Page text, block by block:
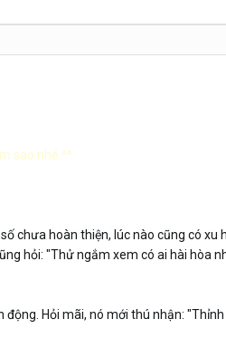
sao nhé ^^.
chưa hoàn thiện, lúc nào cũng có
hỏi: "Thử ngắm xem có ai hài hòa
Hỏi mãi, nó mới thú nhận: